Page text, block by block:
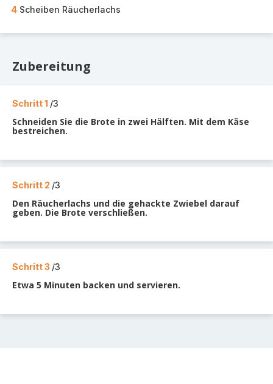
4 Scheiben Räucherlachs
Zubereitung
Schritt 1 /3
Schneiden Sie die Brote in zwei Hälften. Mit dem Käse
bestreichen.
Schritt 2 /3
Den Räucherlachs und die gehackte Zwiebel darauf
geben. Die Brote verschließen.
Schritt 3 /3
Etwa 5 Minuten backen und servieren.